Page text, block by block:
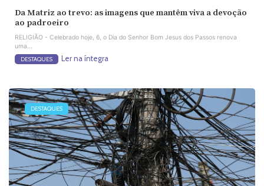
Da Matriz ao trevo: as imagens que mantêm viva a devoção
ao padroeiro
RELIGIÃO - Celebrado hoje, 6, o Dia do Senhor Bom Jesus dos Passos renova
uma...
DESTAQUES Ler na íntegra
DESTAQUES